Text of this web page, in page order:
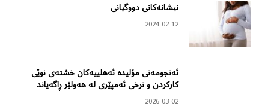
نیشانەکانی دووگیانی
2024-02-12
ئەنجومەنی مۆلیدە ئەهلییەکان خشتەی نوێی
کارکردن و نرخی ئەمپێری لە هەولێر ڕاگەیاند
2026-03-02